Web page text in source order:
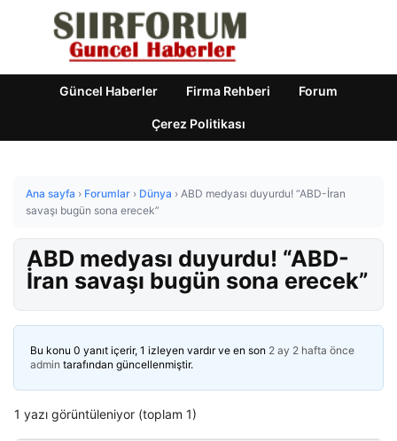
Güncel Haberler Firma Rehberi Forum
Çerez Politikası
Ana sayfa › Forumlar › Dünya › ABD medyası duyurdu! “ABD-İran
savaşı bugün sona erecek”
ABD medyası duyurdu! “ABD-
İran savaşı bugün sona erecek”
Bu konu 0 yanıt içerir, 1 izleyen vardır ve en son 2 ay 2 hafta önce
admin tarafından güncellenmiştir.
1 yazı görüntüleniyor (toplam 1)